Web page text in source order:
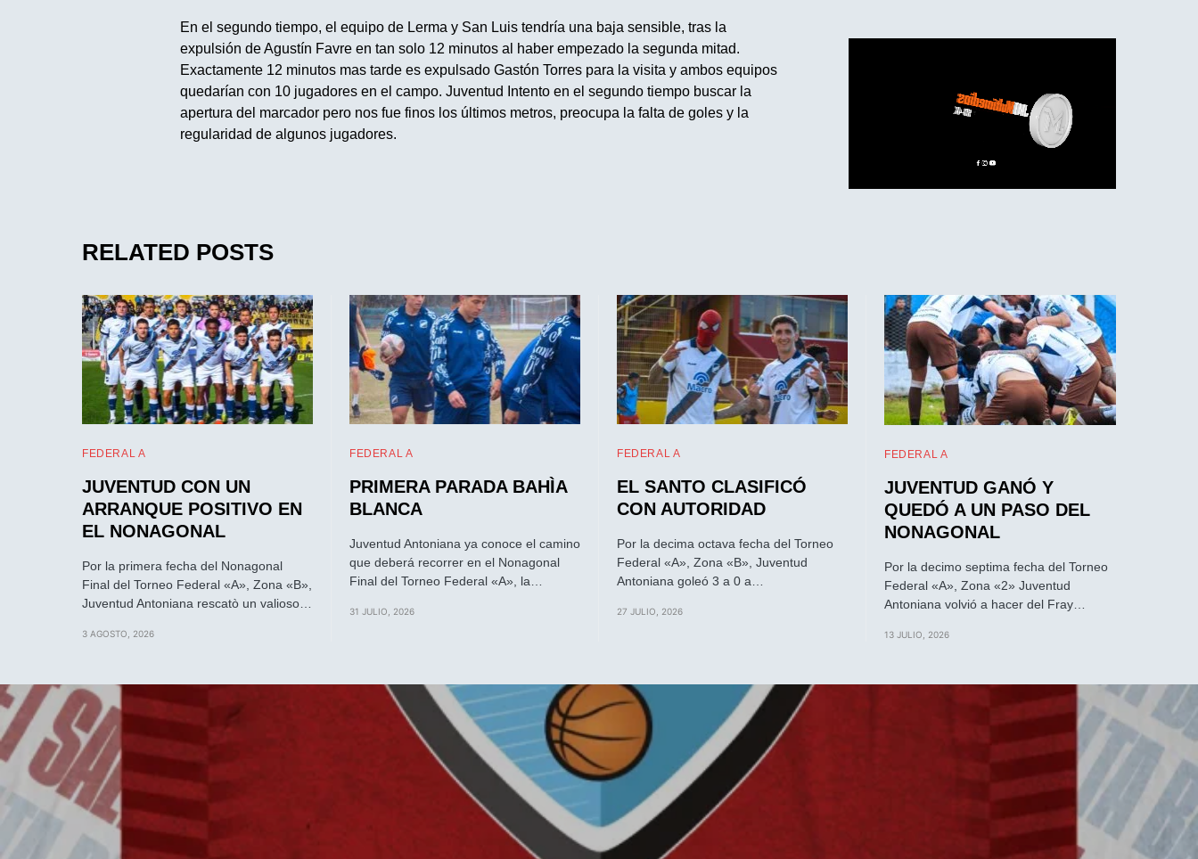
En el segundo tiempo, el equipo de Lerma y San Luis tendría una baja sensible, tras la
expulsión de Agustín Favre en tan solo 12 minutos al haber empezado la segunda mitad.
Exactamente 12 minutos mas tarde es expulsado Gastón Torres para la visita y ambos equipos
quedarían con 10 jugadores en el campo. Juventud Intento en el segundo tiempo buscar la
apertura del marcador pero nos fue finos los últimos metros, preocupa la falta de goles y la
regularidad de algunos jugadores.
RELATED POSTS
FEDERAL A
JUVENTUD CON UN
ARRANQUE POSITIVO EN
EL NONAGONAL
Por la primera fecha del Nonagonal
Final del Torneo Federal «A», Zona «B»,
Juventud Antoniana rescatò un valioso…
3 AGOSTO, 2026
FEDERAL A
PRIMERA PARADA BAHÌA
BLANCA
Juventud Antoniana ya conoce el camino
que deberá recorrer en el Nonagonal
Final del Torneo Federal «A», la…
31 JULIO, 2026
FEDERAL A
EL SANTO CLASIFICÓ
CON AUTORIDAD
Por la decima octava fecha del Torneo
Federal «A», Zona «B», Juventud
Antoniana goleó 3 a 0 a…
27 JULIO, 2026
FEDERAL A
JUVENTUD GANÓ Y
QUEDÓ A UN PASO DEL
NONAGONAL
Por la decimo septima fecha del Torneo
Federal «A», Zona «2» Juventud
Antoniana volvió a hacer del Fray…
13 JULIO, 2026